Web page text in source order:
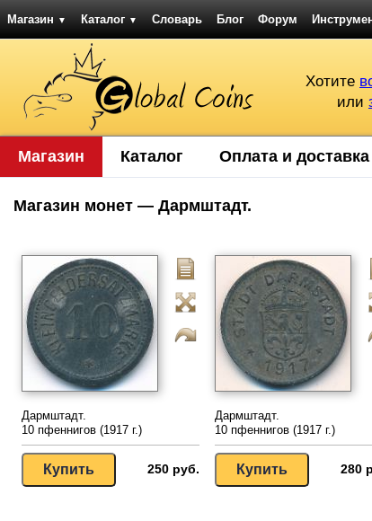
Магазин ▼ Каталог ▼ Словарь Блог Форум
Хотите
или
Магазин Каталог Оплата и доставка
Магазин монет — Дармштадт.
Дармштадт.
10 пфеннигов (1917 г.)
250 руб.
Дармштадт.
10 пфеннигов (1917 г.)
280